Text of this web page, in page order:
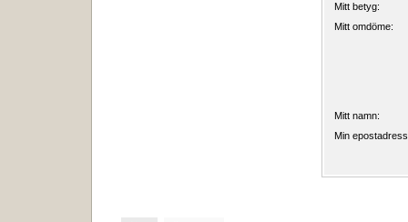
Mitt betyg:
Mitt omdöme:
Mitt namn:
Min